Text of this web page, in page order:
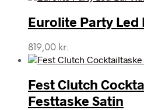
Eurolite Party Led
819,00 kr.
Fest Clutch
Festtaske Satin